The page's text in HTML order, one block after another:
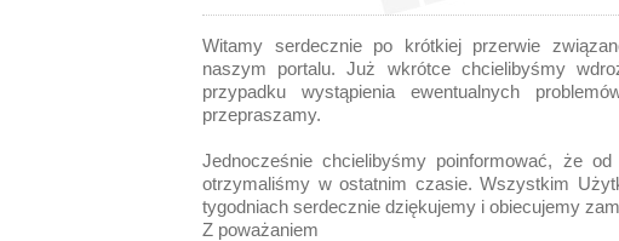
Witamy serdecznie po krótkiej przerwie
naszym portalu. Już wkrótce chcielibyśmy
przypadku wystąpienia ewentualnych
przepraszamy.
Jednocześnie chcielibyśmy poinformować, że
otrzymaliśmy w ostatnim czasie. Wszystkim
tygodniach serdecznie dziękujemy i obiecujemy
Z poważaniem